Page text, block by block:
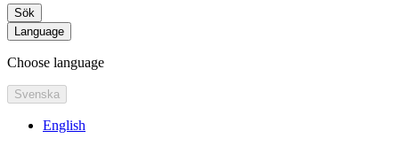
Sök
Language
Choose language
Svenska
English